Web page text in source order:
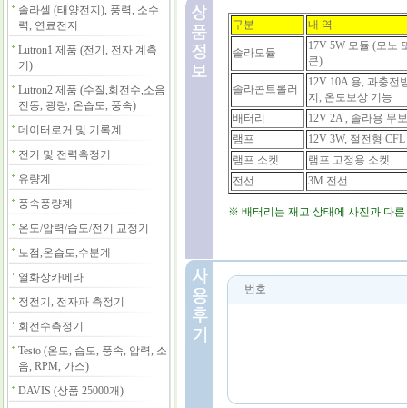
솔라셀 (태양전지), 풍력, 소수
력, 연료전지
Lutron1 제품 (전기, 전자 계측
기)
Lutron2 제품 (수질,회전수,소음
진동, 광량, 온습도, 풍속)
데이터로거 및 기록계
전기 및 전력측정기
유량계
풍속풍량계
온도/압력/습도/전기 교정기
노점,온습도,수분계
열화상카메라
정전기, 전자파 측정기
회전수측정기
Testo (온도, 습도, 풍속, 압력, 소
음, RPM, 가스)
DAVIS (상품 25000개)
구분 내 역
솔라모듈
17V 5W 모듈 (모노
콘)
솔라콘트롤러
12V 10A 용, 과충전
지, 온도보상 기능
배터리
12V 2A , 솔라용 무
램프
12V 3W, 절전형
램프 소켓
램프 고정용 소켓
전선
3M 전선
※ 배터리는 재고 상태에 사진과 다
번호